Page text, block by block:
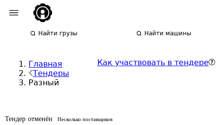
Найти грузы Найти машины
Главная
Тендеры
Разный
Как участвовать в тендере
Тендер отменён Несколько поставщиков